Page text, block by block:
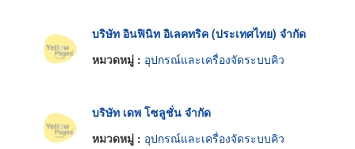
บริษัท อินฟินิท อิเลคทริค (ประเทศไทย) จำกัด
หมวดหมู่ : อุปกรณ์และเครื่องจัดระบบคิว
บริษัท เดพ โซลูชั่น จำกัด
หมวดหมู่ : อุปกรณ์และเครื่องจัดระบบคิว